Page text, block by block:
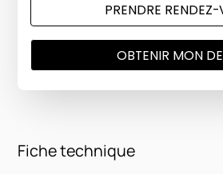
Fiche technique
PRENDRE
OBTENIR MON